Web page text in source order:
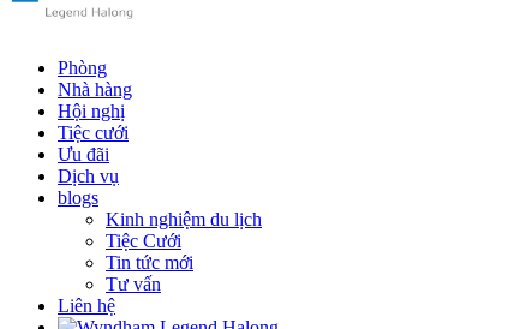
Phòng
Nhà hàng
Hội nghị
Tiệc cưới
Ưu đãi
Dịch vụ
blogs
Kinh nghiệm du lịch
Tiệc Cưới
Tin tức mới
Tư vấn
Liên hệ